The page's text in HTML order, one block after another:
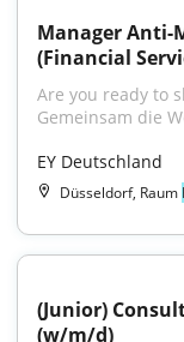
Manager Anti-
(Financial
Are you ready to
Gemeinsam die
EY Deutschland
Düsseldorf, Raum
(Junior)
(w/m/d)